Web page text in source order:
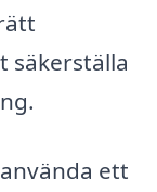
säkerställa
ett